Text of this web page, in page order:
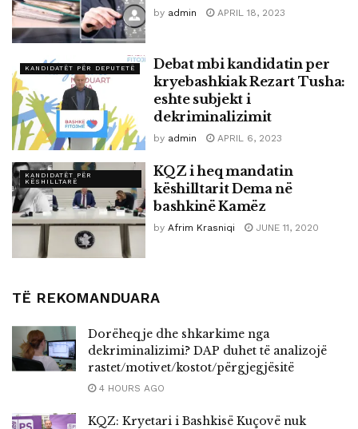
by admin APRIL 18, 2023
KANDIDATËT PËR DEPUTETË
Debat mbi kandidatin per
kryebashkiak Rezart Tusha:
eshte subjekt i
dekriminalizimit
by admin APRIL 6, 2023
KANDIDATËT PËR
KËSHILLTARË
KQZ i heq mandatin
këshilltarit Dema në
bashkinë Kamëz
by Afrim Krasniqi JUNE 11, 2020
TË REKOMANDUARA
Dorëheqje dhe shkarkime nga
dekriminalizimi? DAP duhet të analizojë
rastet/motivet/kostot/përgjegjësitë
4 HOURS AGO
KQZ: Kryetari i Bashkisë Kuçovë nuk